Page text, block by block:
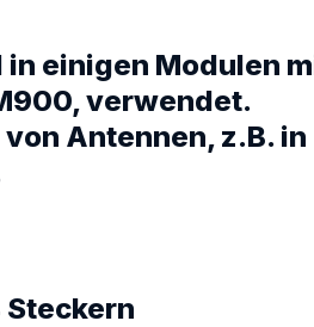
in einigen Modulen
verwendet.
Antennen, z.B. in
Steckern